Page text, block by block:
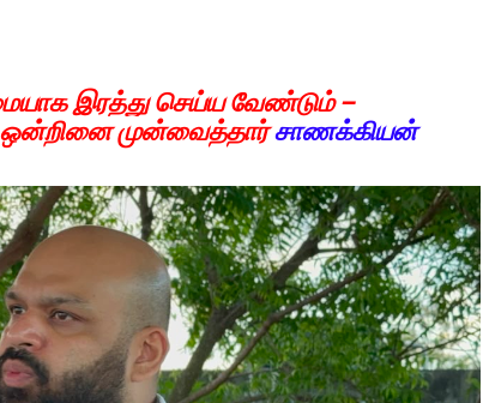
இரத்து செய்ய வேண்டும் –
ஒன்றினை முன்வைத்தார்சாணக்கியன்